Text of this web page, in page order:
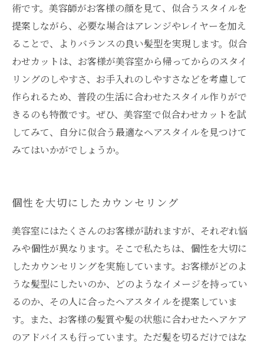
術です。美容師がお客様の顔を見て、似合うスタイルを
提案しながら、必要な場合はアレンジやレイヤーを加え
ることで、よりバランスの良い髪型を実現します。似合
わせカットは、お客様が美容室から帰ってからのスタイ
リングのしやすさ、お手入れのしやすさなどを考慮して
作られるため、普段の生活に合わせたスタイル作りがで
きるのも特徴です。ぜひ、美容室で似合わせカットを試
してみて、自分に似合う最適なヘアスタイルを見つけて
みてはいかがでしょうか。
個性を大切にしたカウンセリング
美容室にはたくさんのお客様が訪れますが、それぞれ悩
みや個性が異なります。そこで私たちは、個性を大切に
したカウンセリングを実施しています。お客様がどのよ
うな髪型にしたいのか、どのようなイメージを持ってい
るのか、その人に合ったヘアスタイルを提案していま
す。また、お客様の髪質や髪の状態に合わせたヘアケア
のアドバイスも行っています。ただ髪を切るだけではな